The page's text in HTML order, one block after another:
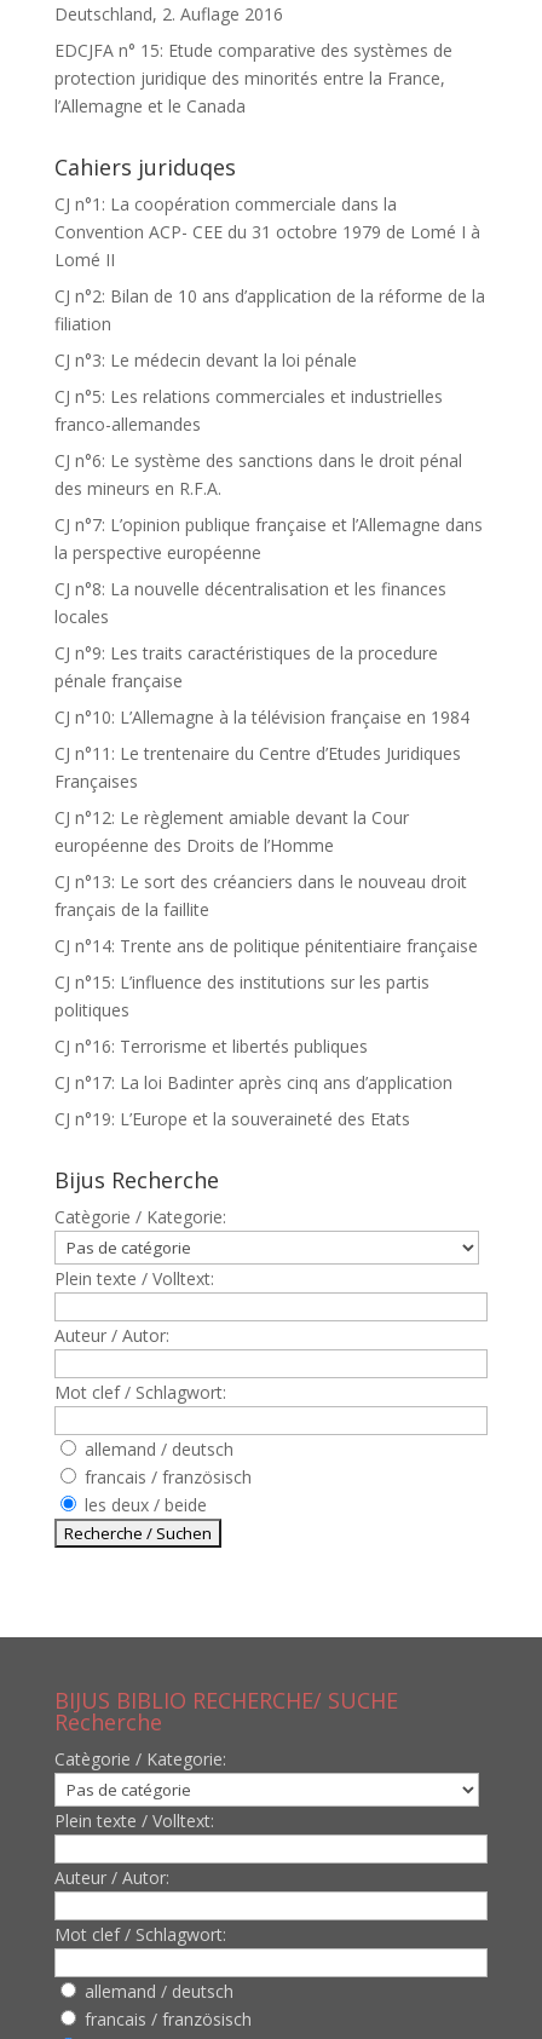
Deutschland, 2. Auflage 2016
EDCJFA n° 15: Etude comparative des systèmes de
protection juridique des minorités entre la France,
l’Allemagne et le Canada
Cahiers juriduqes
CJ n°1: La coopération commerciale dans la
Convention ACP- CEE du 31 octobre 1979 de Lomé I à
Lomé II
CJ n°2: Bilan de 10 ans d’application de la réforme de la
filiation
CJ n°3: Le médecin devant la loi pénale
CJ n°5: Les relations commerciales et industrielles
franco-allemandes
CJ n°6: Le système des sanctions dans le droit pénal
des mineurs en R.F.A.
CJ n°7: L’opinion publique française et l’Allemagne dans
la perspective européenne
CJ n°8: La nouvelle décentralisation et les finances
locales
CJ n°9: Les traits caractéristiques de la procedure
pénale française
CJ n°10: L’Allemagne à la télévision française en 1984
CJ n°11: Le trentenaire du Centre d’Etudes Juridiques
Françaises
CJ n°12: Le règlement amiable devant la Cour
européenne des Droits de l’Homme
CJ n°13: Le sort des créanciers dans le nouveau droit
français de la faillite
CJ n°14: Trente ans de politique pénitentiaire française
CJ n°15: L’influence des institutions sur les partis
politiques
CJ n°16: Terrorisme et libertés publiques
CJ n°17: La loi Badinter après cinq ans d’application
CJ n°19: L’Europe et la souveraineté des Etats
Bijus Recherche
Catègorie / Kategorie:
Plein texte / Volltext:
Auteur / Autor:
Mot clef / Schlagwort:
allemand / deutsch
francais / französisch
les deux / beide
BIJUS BIBLIO RECHERCHE/ SUCHE
Recherche
Catègorie / Kategorie:
Plein texte / Volltext:
Auteur / Autor:
Mot clef / Schlagwort:
allemand / deutsch
francais / französisch